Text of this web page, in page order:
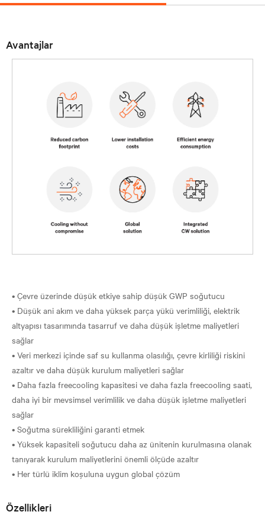
Avantajlar
• Çevre üzerinde düşük etkiye sahip düşük GWP soğutucu
• Düşük ani akım ve daha yüksek parça yükü verimliliği, elektrik
altyapısı tasarımında tasarruf ve daha düşük işletme maliyetleri
sağlar
• Veri merkezi içinde saf su kullanma olasılığı, çevre kirliliği riskini
azaltır ve daha düşük kurulum maliyetleri sağlar
• Daha fazla freecooling kapasitesi ve daha fazla freecooling saati,
daha iyi bir mevsimsel verimlilik ve daha düşük işletme maliyetleri
sağlar
• Soğutma sürekliliğini garanti etmek
• Yüksek kapasiteli soğutucu daha az ünitenin kurulmasına olanak
tanıyarak kurulum maliyetlerini önemli ölçüde azaltır
Özellikleri